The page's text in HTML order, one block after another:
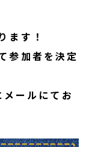
ます！
参加者を決定
ールにてお